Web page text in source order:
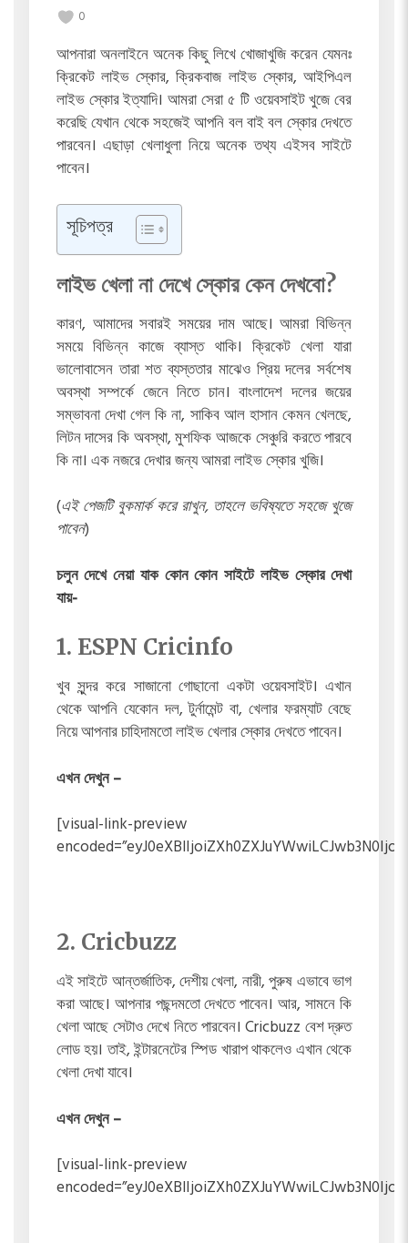
0
আপনারা অনলাইনে অনেক কিছু লিখে খোজাখুজি করেন যেমনঃ
ক্রিকেট লাইভ স্কোর, ক্রিকবাজ লাইভ স্কোর, আইপিএল
লাইভ স্কোর ইত্যাদি। আমরা সেরা ৫ টি ওয়েবসাইট খুজে বের
করেছি যেখান থেকে সহজেই আপনি বল বাই বল স্কোর দেখতে
পারবেন। এছাড়া খেলাধুলা নিয়ে অনেক তথ্য এইসব সাইটে
পাবেন।
সূচিপত্র
লাইভ খেলা না দেখে স্কোর কেন দেখবো?
কারণ, আমাদের সবারই সময়ের দাম আছে। আমরা বিভিন্ন
সময়ে বিভিন্ন কাজে ব্যাস্ত থাকি। ক্রিকেট খেলা যারা
ভালোবাসেন তারা শত ব্যস্ততার মাঝেও প্রিয় দলের সর্বশেষ
অবস্থা সম্পর্কে জেনে নিতে চান। বাংলাদেশ দলের জয়ের
সম্ভাবনা দেখা গেল কি না, সাকিব আল হাসান কেমন খেলছে,
লিটন দাসের কি অবস্থা, মুশফিক আজকে সেঞ্চুরি করতে পারবে
কি না। এক নজরে দেখার জন্য আমরা লাইভ স্কোর খুজি।
(এই পেজটি বুকমার্ক করে রাখুন, তাহলে ভবিষ্যতে সহজে খুজে
পাবেন)
চলুন দেখে নেয়া যাক কোন কোন সাইটে লাইভ স্কোর দেখা
যায়-
1. ESPN Cricinfo
খুব সুন্দর করে সাজানো গোছানো একটা ওয়েবসাইট। এখান
থেকে আপনি যেকোন দল, টুর্নামেন্ট বা, খেলার ফরম্যাট বেছে
নিয়ে আপনার চাহিদামতো লাইভ খেলার স্কোর দেখতে পাবেন।
এখন দেখুন –
[visual-link-preview
2. Cricbuzz
এই সাইটে আন্তর্জাতিক, দেশীয় খেলা, নারী, পুরুষ এভাবে ভাগ
করা আছে। আপনার পছন্দমতো দেখতে পাবেন। আর, সামনে কি
খেলা আছে সেটাও দেখে নিতে পারবেন। Cricbuzz বেশ দ্রুত
লোড হয়। তাই, ইন্টারনেটের স্পিড খারাপ থাকলেও এখান থেকে
খেলা দেখা যাবে।
এখন দেখুন –
[visual-link-preview